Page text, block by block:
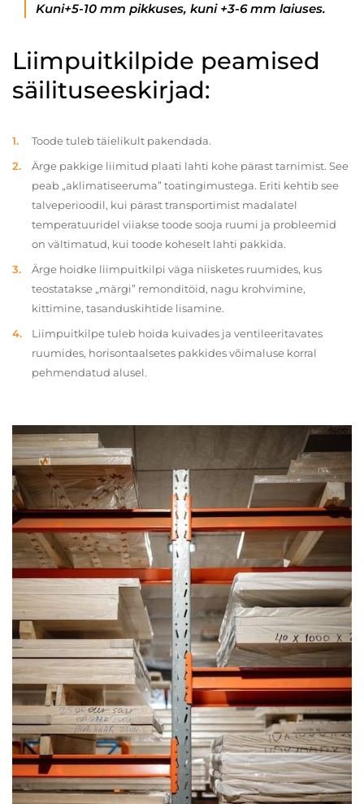
Kuni+5-10 mm pikkuses, kuni +3-6 mm laiuses.
Liimpuitkilpide peamised
säilituseeskirjad:
Toode tuleb täielikult pakendada.
Ärge pakkige liimitud plaati lahti kohe pärast tarnimist. See
peab „aklimatiseeruma” toatingimustega. Eriti kehtib see
talveperioodil, kui pärast transportimist madalatel
temperatuuridel viiakse toode sooja ruumi ja probleemid
on vältimatud, kui toode koheselt lahti pakkida.
Ärge hoidke liimpuitkilpi väga niisketes ruumides, kus
teostatakse „märgi” remonditöid, nagu krohvimine,
kittimine, tasanduskihtide lisamine.
Liimpuitkilpe tuleb hoida kuivades ja ventileeritavates
ruumides, horisontaalsetes pakkides võimaluse korral
pehmendatud alusel.